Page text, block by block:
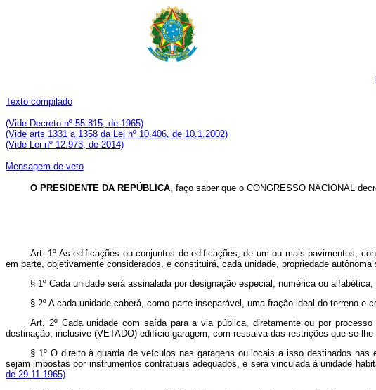
Texto compilado
(Vide Decreto nº 55.815, de 1965)
(Vide arts 1331 a 1358 da Lei nº 10.406, de 10.1.2002)
(Vide Lei nº 12.973, de 2014)
Mensagem de veto
O PRESIDENTE DA REPÚBLICA, faço saber que o CONGRESSO NACIONAL
Art. 1º As edificações ou conjuntos de edificações, de um ou mais pavimentos,
em parte, objetivamente considerados, e constituirá, cada unidade, propriedade
§ 1º Cada unidade será assinalada por designação especial, numérica ou
§ 2º A cada unidade caberá, como parte inseparável, uma fração ideal do terreno
Art. 2º Cada unidade com saída para a via pública, diretamente ou por
destinação, inclusive (VETADO) edifício-garagem, com ressalva das restrições que se lhe
§ 1º O direito à guarda de veículos nas garagens ou locais a isso destinados
sejam impostas por instrumentos contratuais adequados, e será vinculada à
de 29.11.1965)